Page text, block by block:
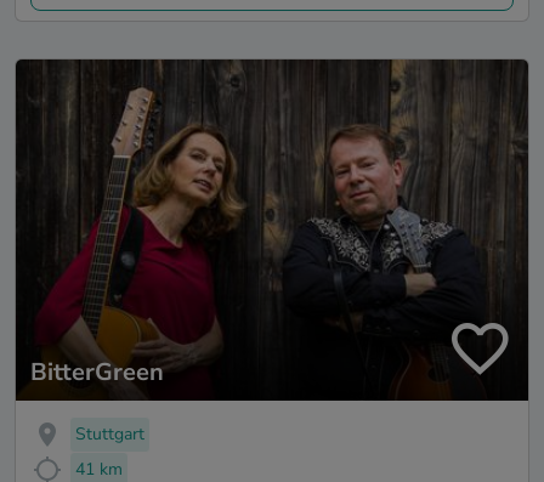
BitterGreen
Stuttgart
41 km